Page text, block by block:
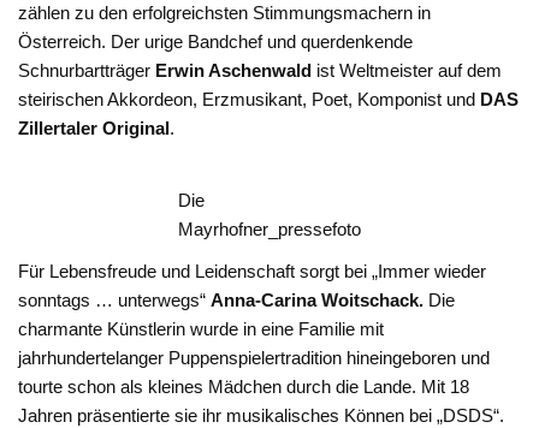
zählen zu den erfolgreichsten Stimmungsmachern in
Österreich. Der urige Bandchef und querdenkende
Schnurbartträger Erwin Aschenwald ist Weltmeister auf dem
steirischen Akkordeon, Erzmusikant, Poet, Komponist und DAS
Zillertaler Original.
Die
Mayrhofner_pressefoto
Für Lebensfreude und Leidenschaft sorgt bei „Immer wieder
sonntags … unterwegs“Anna-Carina Woitschack. Die
charmante Künstlerin wurde in eine Familie mit
jahrhundertelanger Puppenspielertradition hineingeboren und
tourte schon als kleines Mädchen durch die Lande. Mit 18
Jahren präsentierte sie ihr musikalisches Können bei „DSDS“.